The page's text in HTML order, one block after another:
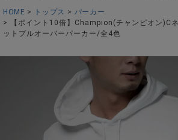
HOME トップス
パーカー
【ポイント10倍】Champion(チャンピオン)C
ットプルオーバーパーカー/全4色